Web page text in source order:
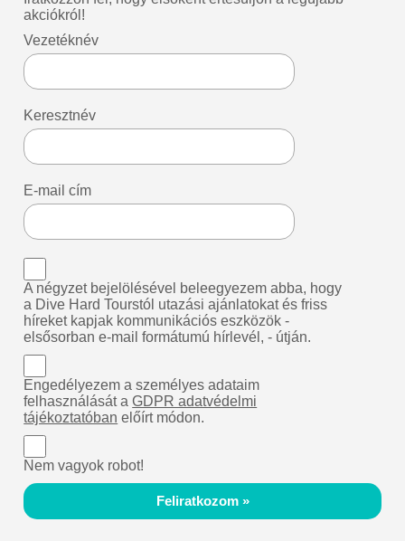
akciókról!
Vezetéknév
Keresztnév
E-mail cím
A négyzet bejelölésével beleegyezem abba, hogy
a Dive Hard Tourstól utazási ajánlatokat és friss
híreket kapjak kommunikációs eszközök -
elsősorban e-mail formátumú hírlevél, - útján.
Engedélyezem a személyes adataim
felhasználását aGDPR adatvédelmi
tájékoztatóban előírt módon.
Nem vagyok robot!
Feliratkozom »